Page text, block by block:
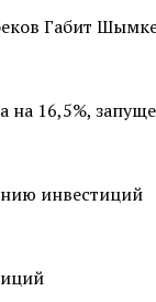
Габит
16,5%,
инвестиций